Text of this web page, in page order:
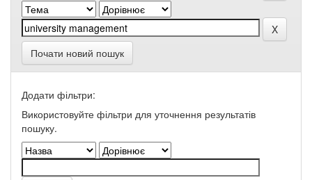
Почати новий пошук
Додати фільтри:
Використовуйте фільтри для уточнення результатів
пошуку.